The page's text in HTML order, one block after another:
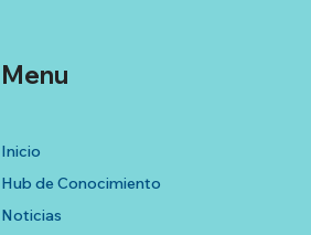
Inicio
Hub de Conocimiento
Noticias
Menu